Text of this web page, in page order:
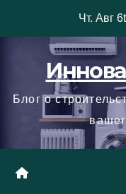
Чт. Авг
Блог о